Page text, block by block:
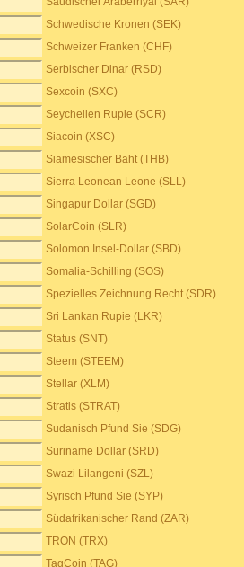
Schwedische Kronen (SEK)
Schweizer Franken (CHF)
Serbischer Dinar (RSD)
Sexcoin (SXC)
Seychellen Rupie (SCR)
Siacoin (XSC)
Siamesischer Baht (THB)
Sierra Leonean Leone (SLL)
Singapur Dollar (SGD)
SolarCoin (SLR)
Solomon Insel-Dollar (SBD)
Somalia-Schilling (SOS)
Spezielles Zeichnung Recht (SDR)
Sri Lankan Rupie (LKR)
Status (SNT)
Steem (STEEM)
Stellar (XLM)
Stratis (STRAT)
Sudanisch Pfund Sie (SDG)
Suriname Dollar (SRD)
Swazi Lilangeni (SZL)
Syrisch Pfund Sie (SYP)
Südafrikanischer Rand (ZAR)
TRON (TRX)
TagCoin (TAG)